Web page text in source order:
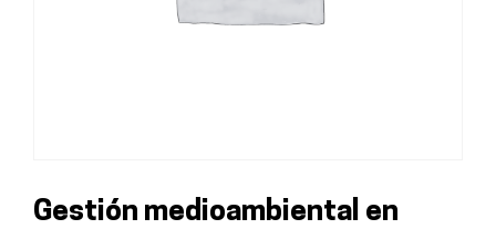
Gestión medioambiental en